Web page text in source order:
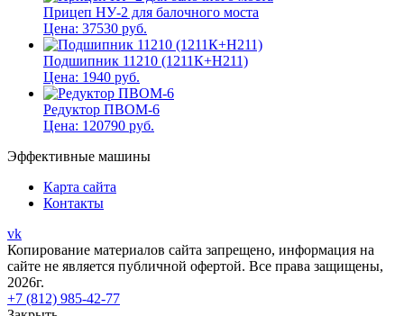
Прицеп НУ-2 для балочного моста
Цена: 37530 руб.
Подшипник 11210 (1211К+Н211)
Цена: 1940 руб.
Редуктор ПВОМ-6
Цена: 120790 руб.
Эффективные машины
Карта сайта
Контакты
vk
Копирование материалов сайта запрещено, информация на
сайте не является публичной офертой. Все права защищены,
2026г.
+7 (812) 985-42-77